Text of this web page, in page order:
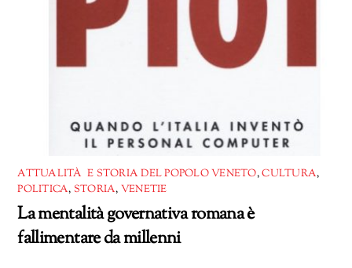
ATTUALITÀ E STORIA DEL POPOLO VENETO,CULTURA,
POLITICA, STORIA, VENETIE
La mentalità governativa romana è
fallimentare da millenni